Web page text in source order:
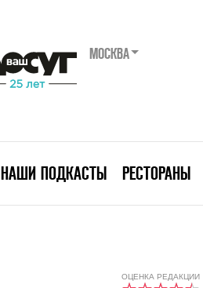
МОСКВА
НАШИ ПОДКАСТЫ РЕСТОРАНЫ
ОЦЕНКА РЕДАКЦИИ